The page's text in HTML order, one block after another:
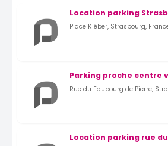
Place Kléber, Strasbourg,
Parking proche centre